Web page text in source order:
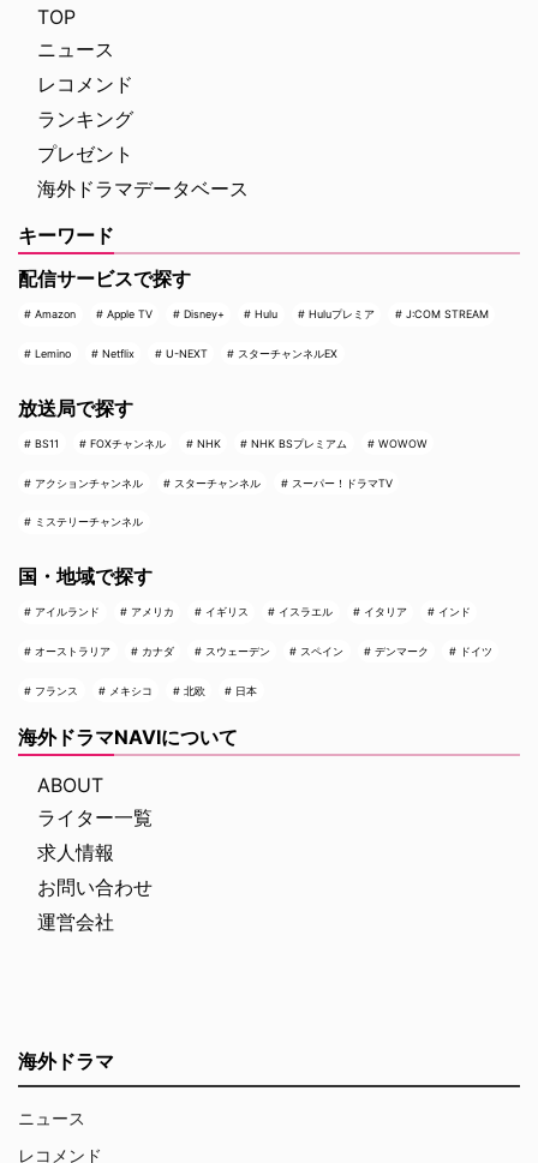
ン。そしてスタジオは20th …
TOP
ニュース
レコメンド
ランキング
プレゼント
海外ドラマデータベース
キーワード
配信サービスで探す
Amazon Apple TV Disney+ Hulu Huluプレミア J:COM STREAM
Lemino Netflix U-NEXT スターチャンネルEX
放送局で探す
BS11 FOXチャンネル NHK NHK BSプレミアム WOWOW
アクションチャンネル スターチャンネル スーパー！ドラマTV
ミステリーチャンネル
国・地域で探す
アイルランド アメリカ イギリス イスラエル イタリア インド
オーストラリア カナダ スウェーデン スペイン デンマーク ドイツ
フランス メキシコ 北欧 日本
海外ドラマNAVIについて
ABOUT
ライター一覧
求人情報
お問い合わせ
運営会社
海外ドラマ
ニュース
レコメンド